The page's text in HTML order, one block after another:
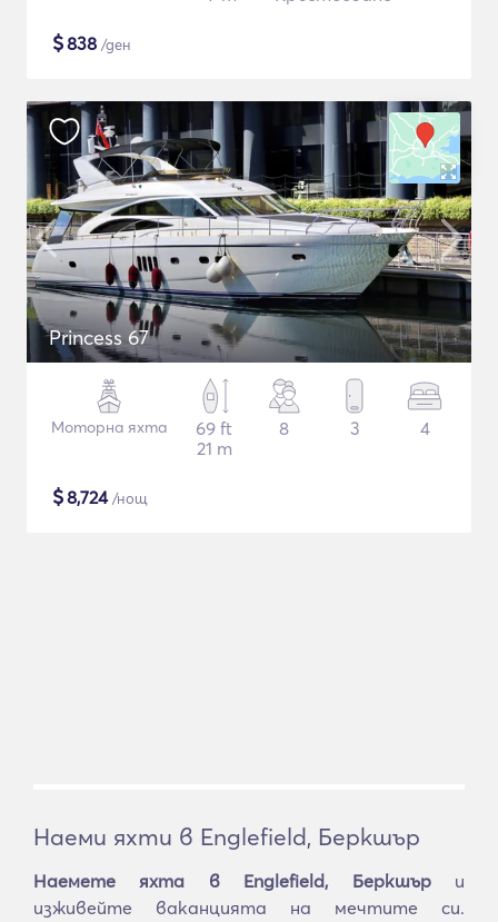
$838 /ден
Princess 67
Моторна яхта
69 ft
21 m
8 3 4
$8,724/нощ
Наеми яхти в Englefield, Беркшър
Наемете яхта в Englefield, Беркшъри
изживейте ваканцията на мечтите си.